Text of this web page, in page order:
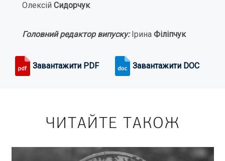
Олексій Сидорчук
Головний редактор випуску:ІринаФіліпчук
Завантажити PDF Завантажити DOC
ЧИТАЙТЕ ТАКОЖ